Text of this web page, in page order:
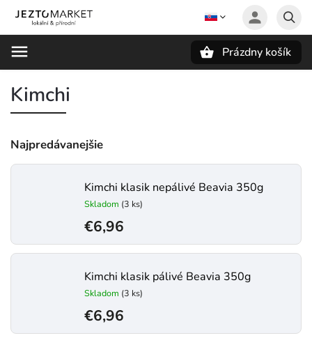
Prázdny košík
Kimchi
Najpredávanejšie
Kimchi klasik nepálivé Beavia 350g
Skladom (3 ks)
€6,96
Kimchi klasik pálivé Beavia 350g
Skladom (3 ks)
€6,96